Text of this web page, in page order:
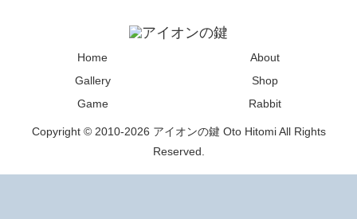
Home
About
Gallery
Shop
Game
Rabbit
Copyright © 2010-2026 アイオンの鍵 Oto Hitomi All Rights
Reserved.